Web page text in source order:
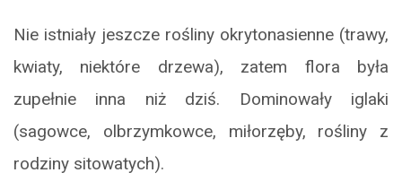
Nie istniały jeszcze rośliny okrytonasienne (trawy,
kwiaty, niektóre drzewa), zatem flora była
zupełnie inna niż dziś. Dominowały iglaki
(sagowce, olbrzymkowce, miłorzęby, rośliny z
rodziny sitowatych).